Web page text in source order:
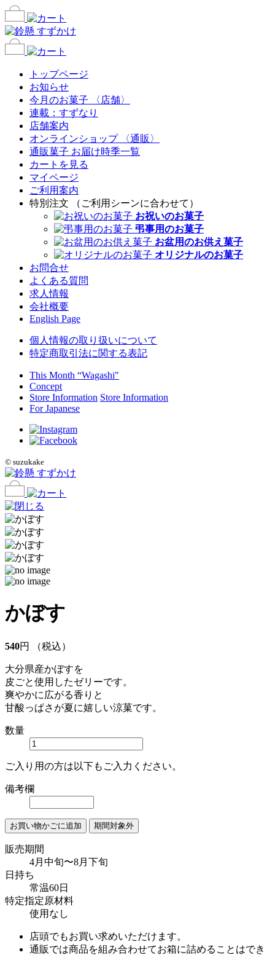
トップページ
お知らせ
今月のお菓子 〈店舗〉
連載：すずなり
店舗案内
オンラインショップ 〈通販〉
通販菓子 お届け時季一覧
カートを見る
マイページ
ご利用案内
特別注文 （ご利用シーンに合わせて）
お祝いのお菓子
弔事用のお菓子
お盆用のお供え菓子
オリジナルのお菓子
お問合せ
よくある質問
求人情報
会社概要
English Page
個人情報の取り扱いについて
特定商取引法に関する表記
This Month “Wagashi"
Concept
Store Information Store Information
For Japanese
© suzukake
かぼす
540円 （税込）
大分県産かぼすを
皮ごと使用したゼリーです。
爽やかに広がる香りと
甘酸っぱさが夏に嬉しい涼菓です。
数量
ご入り用の方は以下もご入力ください。
備考欄
販売期間
4月中旬〜8月下旬
日持ち
常温60日
特定指定原材料
使用なし
店頭でもお買い求めいただけます。
通販では商品を組み合わせてお箱に詰めることはでき